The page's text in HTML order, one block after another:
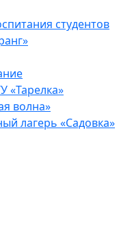
студентов
«Тарелка»
волна»
лагерь «Садовка»